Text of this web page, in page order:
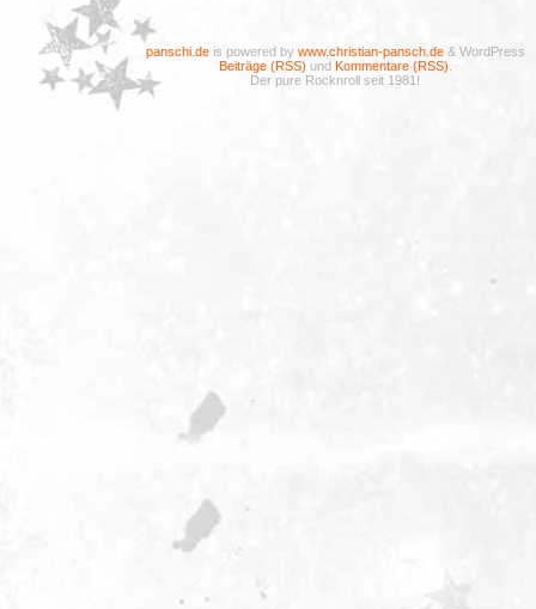
panschi.deis powered by www.christian-pansch.de& WordPress
Beiträge (RSS) und Kommentare (RSS)
Der pure Rocknroll seit 1981!